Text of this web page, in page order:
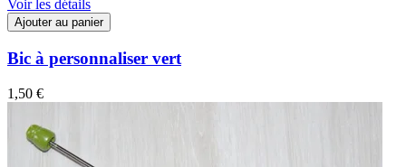
Voir les détails
Ajouter au panier
Bic à personnaliser vert
1,50 €